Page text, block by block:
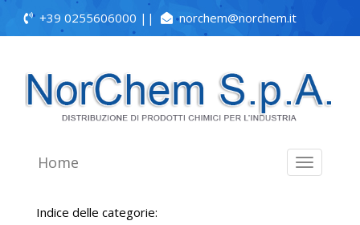
+39 0255606000 || norchem@norchem.it
Toggle
navigation
Home
Indice delle categorie: